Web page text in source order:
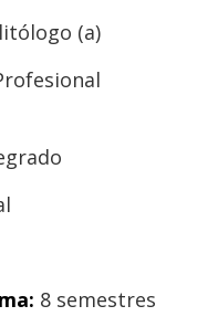
(a)
8 semestres